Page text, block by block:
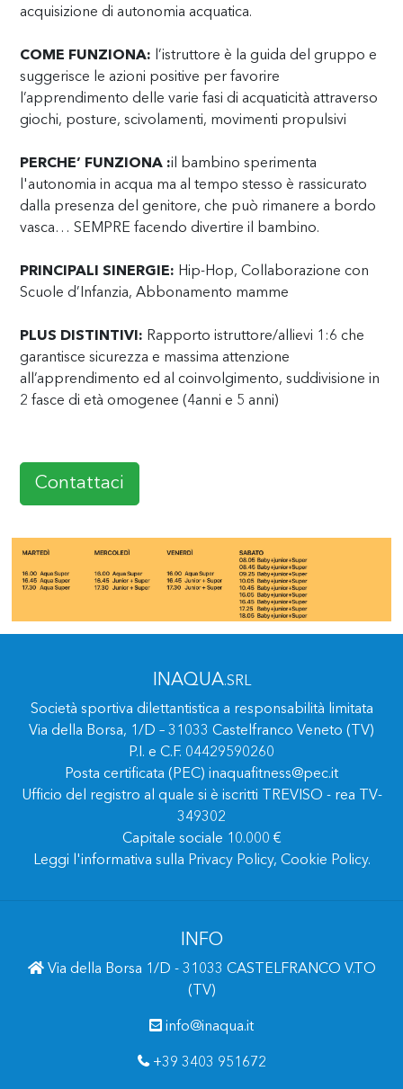
acquisizione di autonomia acquatica.
COME FUNZIONA: l’istruttore è la guida del gruppo e
suggerisce le azioni positive per favorire
l’apprendimento delle varie fasi di acquaticità attraverso
giochi, posture, scivolamenti, movimenti propulsivi
PERCHE’ FUNZIONA :il bambino sperimenta
l'autonomia in acqua ma al tempo stesso è rassicurato
dalla presenza del genitore, che può rimanere a bordo
vasca… SEMPRE facendo divertire il bambino.
PRINCIPALI SINERGIE: Hip-Hop, Collaborazione con
Scuole d’Infanzia, Abbonamento mamme
PLUS DISTINTIVI: Rapporto istruttore/allievi 1:6 che
garantisce sicurezza e massima attenzione
all’apprendimento ed al coinvolgimento, suddivisione in
2 fasce di età omogenee (4anni e 5 anni)
Contattaci
INAQUA.SRL
Società sportiva dilettantistica a responsabilità limitata
Via della Borsa, 1/D – 31033 Castelfranco Veneto (TV)
P.I. e C.F. 04429590260
Posta certificata (PEC) inaquafitness@pec.it
Ufficio del registro al quale si è iscritti TREVISO - rea TV-
349302
Capitale sociale 10.000 €
Leggi l'informativa sulla Privacy Policy, Cookie Policy.
INFO
Via della Borsa 1/D - 31033 CASTELFRANCO V.TO
(TV)
info@inaqua.it
+39 3403 951672